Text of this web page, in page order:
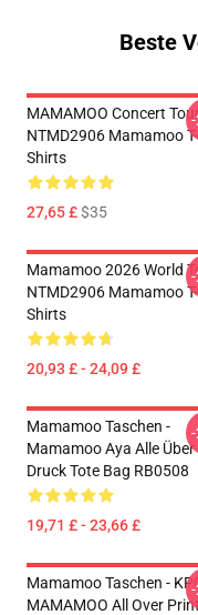
Beste
MAMAMOO Concert
NTMD2906 Mamamoo T-
Shirts
27,65 £$35
Mamamoo 2026 World
NTMD2906 Mamamoo T-
Shirts
20,93 £ - 24,09 £
Mamamoo Taschen -
Mamamoo Aya Alle Über
Druck Tote Bag RB0508
19,71 £ - 23,66 £
Mamamoo Taschen -
MAMAMOO All Over